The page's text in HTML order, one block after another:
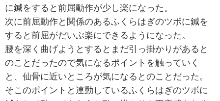
に鍼をすると前屈動作が少し楽になった。
次に前屈動作と関係のあるふくらはぎのツボに鍼を
すると前屈がだいぶ楽にできるようになった。
腰を深く曲げようとするとまだ引っ掛かりがあると
のことだったので気になるポイントを触っていく
と、仙骨に近いところが気になるとのことだった。
そこのポイントと連動しているふくらはぎのツボに